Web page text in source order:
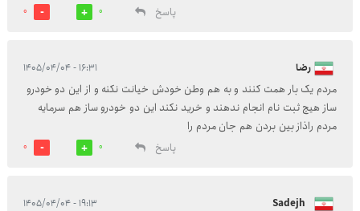
پاسخ
0
0
رضا ۱۶:۳۱ - ۱۴۰۵/۰۴/۰۴
مردم یک بار همت کنند و به هم وطن خودش خیانت نکنه و از این دو خودرو
ساز هیچ ثبت نام انجام ندهند و خرید نکند این دو خودرو ساز هم سرمایه
مردم راذاز بین بردن هم جان مردم را
پاسخ
0
0
۱۹:۱۳ - ۱۴۰۵/۰۴/۰۴